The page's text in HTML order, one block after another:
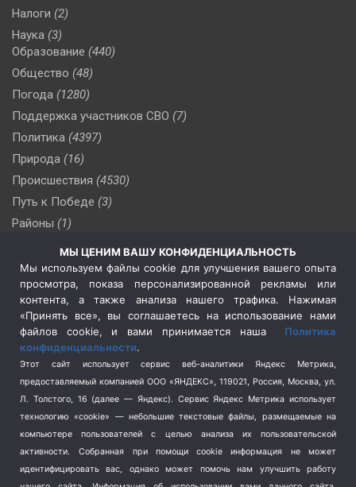
Налоги (2)
Наука (3)
Образование (440)
Общество (48)
Погода (1280)
Поддержка участников СВО (7)
Политика (4397)
Природа (16)
Происшествия (4530)
Путь к Победе (3)
Районы (1)
Сельское хозяйство (3)
Социальная политика
(3)
Спецоперация в Украине
Спецоперация на Украине
(404)
Спорт (740)
Терроризм (1)
Транспорт (262)
Туризм (178)
Флот (76)
МЫ ЦЕНИМ ВАШУ КОНФИДЕНЦИАЛЬНОСТЬ
Мы используем файлы cookie для улучшения вашего опыта
просмотра, показа персонализированной рекламы или
контента, а также анализа нашего трафика. Нажимая
«Принять все», вы соглашаетесь на использование нами
файлов cookie, и вами принимается наша Политика
конфиденциальности.
Этот сайт использует сервис веб-аналитики Яндекс Метрика,
предоставляемый компанией ООО «ЯНДЕКС», 119021, Россия, Москва, ул.
Л. Толстого, 16 (далее — Яндекс). Сервис Яндекс Метрика использует
технологию «cookie» — небольшие текстовые файлы, размещаемые на
компьютере пользователей с целью анализа их пользовательской
активности.
Собранная при помощи cookie информация не может
идентифицировать вас, однако может помочь нам улучшить работу